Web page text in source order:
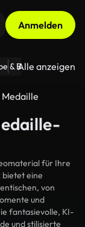
Anmelden
& Beziehungen
Alle anzeigen
für Ihre
bietet eine
von
und
fantasievolle, KI-
und stilisierte